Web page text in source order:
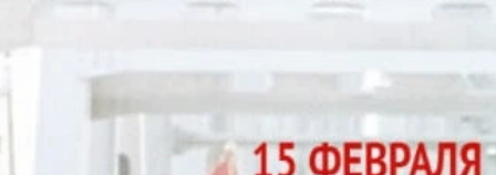
Передавая память в сердцах…
Репортаж о митинге,